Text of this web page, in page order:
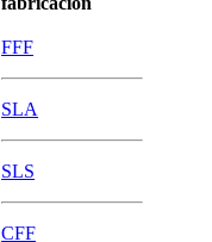
FFF
SLA
SLS
CFF